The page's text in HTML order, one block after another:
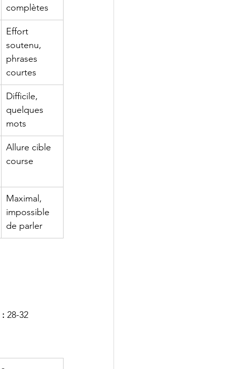
complètes
Effort
soutenu,
phrases
courtes
Difficile,
quelques
mots
Allure cible
course
Maximal,
impossible
de parler
28-32